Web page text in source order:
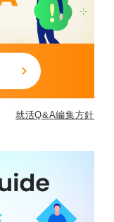
、短所を逆に自
力を最大限に引
、日々の業務や
す。
、社会人として
話すことは、単
成長意欲や問題
な機会となりま
就活Q&A編集方針